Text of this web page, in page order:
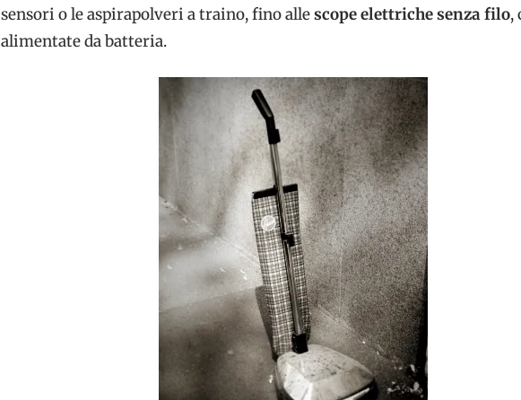
sensori o le aspirapolveri a traino, fino allescope elettriche senza filo,
alimentate da batteria.